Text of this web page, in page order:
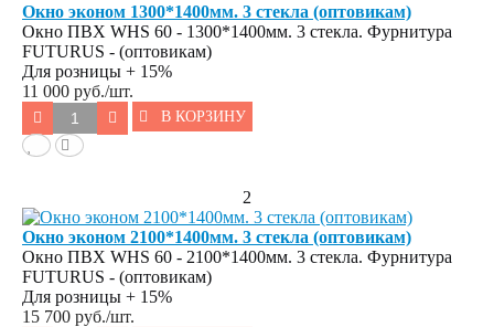
Окно эконом 1300*1400мм. 3 стекла (оптовикам)
Окно ПВХ WHS 60 - 1300*1400мм. 3 стекла. Фурнитура
FUTURUS - (оптовикам)
Для розницы + 15%
11 000 руб./шт.
В КОРЗИНУ
2
Окно эконом 2100*1400мм. 3 стекла (оптовикам)
Окно ПВХ WHS 60 - 2100*1400мм. 3 стекла. Фурнитура
FUTURUS - (оптовикам)
Для розницы + 15%
15 700 руб./шт.